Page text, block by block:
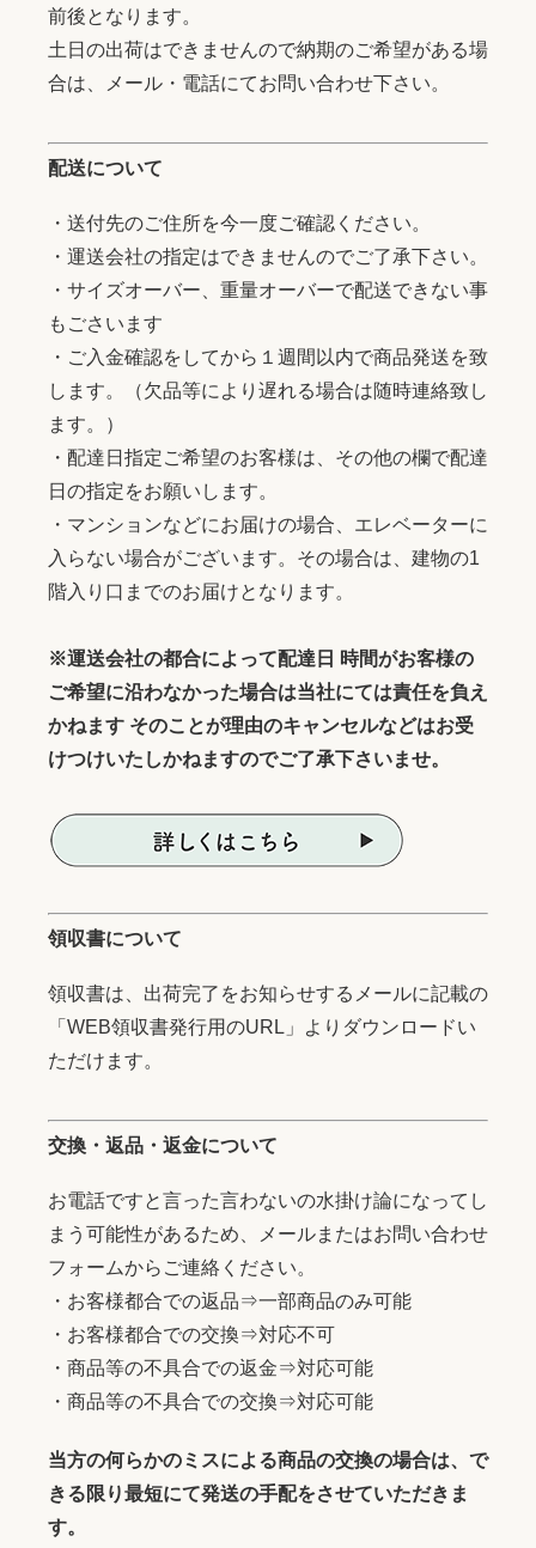
前後となります。
土日の出荷はできませんので納期のご希望がある場
合は、メール・電話にてお問い合わせ下さい。
配送について
・送付先のご住所を今一度ご確認ください。
・運送会社の指定はできませんのでご了承下さい。
・サイズオーバー、重量オーバーで配送できない事
もごさいます
・ご入金確認をしてから１週間以内で商品発送を致
します。（欠品等により遅れる場合は随時連絡致し
ます。）
・配達日指定ご希望のお客様は、その他の欄で配達
日の指定をお願いします。
・マンションなどにお届けの場合、エレベーターに
入らない場合がございます。その場合は、建物の1
階入り口までのお届けとなります。
※運送会社の都合によって配達日 時間がお客様の
ご希望に沿わなかった場合は当社にては責任を負え
かねます そのことが理由のキャンセルなどはお受
けつけいたしかねますのでご了承下さいませ。
領収書について
領収書は、出荷完了をお知らせするメールに記載の
「WEB領収書発行用のURL」よりダウンロードい
ただけます。
交換・返品・返金について
お電話ですと言った言わないの水掛け論になってし
まう可能性があるため、メールまたはお問い合わせ
フォームからご連絡ください。
・お客様都合での返品⇒一部商品のみ可能
・お客様都合での交換⇒対応不可
・商品等の不具合での返金⇒対応可能
・商品等の不具合での交換⇒対応可能
当方の何らかのミスによる商品の交換の場合は、で
きる限り最短にて発送の手配をさせていただきま
す。